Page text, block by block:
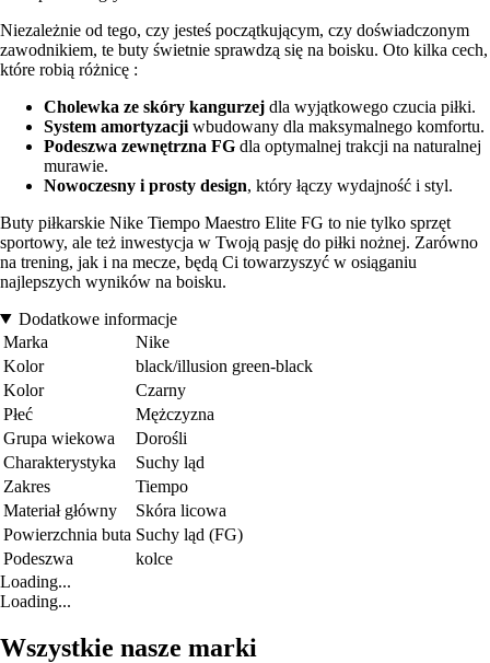
Niezależnie od tego, czy jesteś początkującym, czy doświadczonym
zawodnikiem, te buty świetnie sprawdzą się na boisku. Oto kilka cech,
które robią różnicę :
Cholewka ze skóry kangurzej dla wyjątkowego czucia piłki.
System amortyzacji wbudowany dla maksymalnego komfortu.
Podeszwa zewnętrzna FG dla optymalnej trakcji na naturalnej
murawie.
Nowoczesny i prosty design, który łączy wydajność i styl.
Buty piłkarskie Nike Tiempo Maestro Elite FG to nie tylko sprzęt
sportowy, ale też inwestycja w Twoją pasję do piłki nożnej. Zarówno
na trening, jak i na mecze, będą Ci towarzyszyć w osiąganiu
najlepszych wyników na boisku.
Dodatkowe informacje
Marka
Nike
Kolor
black/illusion green-black
Kolor
Czarny
Płeć
Mężczyzna
Grupa wiekowa
Dorośli
Charakterystyka
Suchy ląd
Zakres
Tiempo
Materiał główny
Skóra licowa
Powierzchnia buta Suchy ląd (FG)
Podeszwa
kolce
Loading...
Loading...
Wszystkie nasze marki